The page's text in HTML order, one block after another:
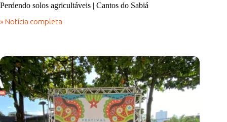
Perdendo solos agricultáveis | Cantos do Sabiá
» Notícia completa
Perdendo
Cantos
do
Sabiá